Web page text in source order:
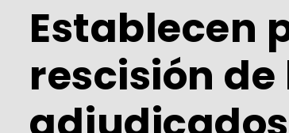
Establecen
rescisión